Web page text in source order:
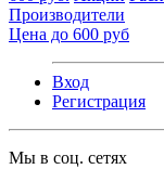
Производители
Цена до 600 руб
Вход
Регистрация
Мы в соц. сетях